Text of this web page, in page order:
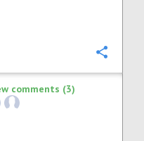
comments (3)